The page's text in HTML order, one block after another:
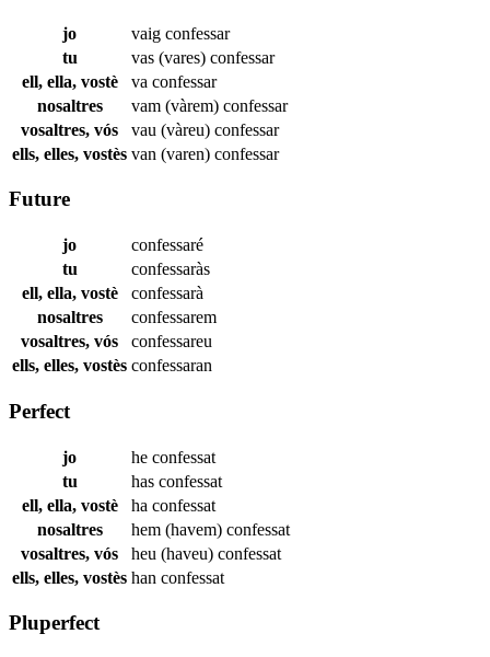
jo vaig confessar
tu
vas (vares) confessar
ell, ella, vostè
va confessar
nosaltres
vam (vàrem) confessar
vosaltres, vós
vau (vàreu) confessar
ells, elles, vostès van (varen) confessar
Future
jo
confessaré
tu
confessaràs
ell, ella, vostè
confessarà
nosaltres
confessarem
vosaltres, vós
confessareu
ells, elles, vostès confessaran
Perfect
jo he confessat
tu
has confessat
ell, ella, vostè
ha confessat
nosaltres
hem (havem) confessat
vosaltres, vós
heu (haveu) confessat
ells, elles, vostès han confessat
Pluperfect